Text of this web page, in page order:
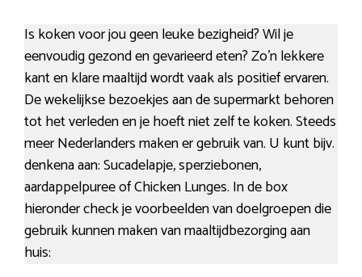
Is koken voor jou geen leuke bezigheid? Wil je
eenvoudig gezond en gevarieerd eten? Zo’n lekkere
kant en klare maaltijd wordt vaak als positief ervaren.
De wekelijkse bezoekjes aan de supermarkt behoren
tot het verleden en je hoeft niet zelf te koken. Steeds
meer Nederlanders maken er gebruik van. U kunt bijv.
denkena aan: Sucadelapje, sperziebonen,
aardappelpuree of Chicken Lunges. In de box
hieronder check je voorbeelden van doelgroepen die
gebruik kunnen maken van maaltijdbezorging aan
huis: